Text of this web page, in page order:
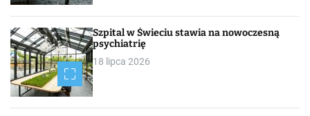
Szpital w Świeciu stawia na nowoczesną
psychiatrię
18 lipca 2026